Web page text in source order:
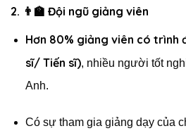
2. 👨‍🏫 Đội ngũ giảng viên
Hơn 80% giảng viên có trình
sĩ/ Tiến sĩ), nhiều người tốt
Anh.
Có sự tham gia giảng dạy của